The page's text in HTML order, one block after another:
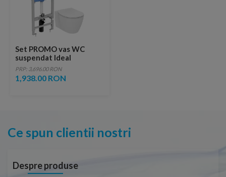
Set PROMO vas WC
suspendat Ideal
Standard Connect
54.5x36.5 cm cu rezervor
ProSys si capac alb lucios
PRP: 3,696.00 RON
1,938.00 RON
Ce spun clientii nostri
Despre produse